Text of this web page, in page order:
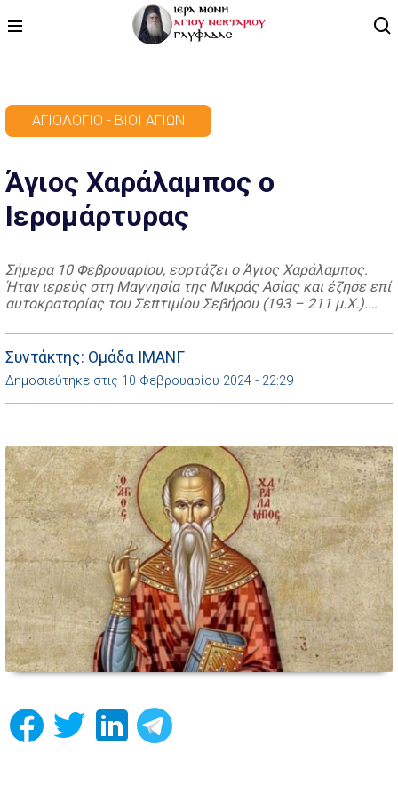
ΠΡΟΓΡΑΜΜΑ
ΒΙΝΤΕΟ
ΑΡΘΡΟΓΡΑΦΙΑ
ΕΠΙΚΟΙΝΩΝΙΑ
ΑΓΙΟΛΌΓΙΟ - ΒΊΟΙ ΑΓΊΩΝ
Άγιος Χαράλαμπος ο
Ιερομάρτυρας
Σήμερα 10 Φεβρουαρίου, εορτάζει ο Άγιος Χαράλαμπος.
Ήταν ιερεύς στη Μαγνησία της Μικράς Ασίας και έζησε επί
αυτοκρατορίας του Σεπτιμίου Σεβήρου (193 – 211 μ.Χ.).
κατά των Χριστιανών, ο έπαρχος της Μαγνησίας
Λουκιανός, συνέλαβε τον Άγιο και του ζήτησε να αρνηθεί
την πίστη του. Όμως […]
Συντάκτης: Ομάδα ΙΜΑΝΓ
Δημοσιεύτηκε στις 10 Φεβρουαρίου 2024 - 22:29